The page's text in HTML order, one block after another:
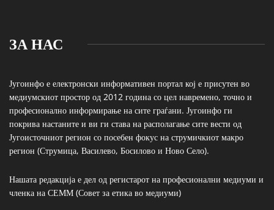
ЗА НАС
Југоинфо е електронски информативен портал кој е присутен во
медиумскиот простор од 2012 година со цел навремено, точно и
професионално информирање на сите граѓани. Југоинфо ги
покрива настаните и ви ги става на располагање сите вести од
Југоисточниот регион со посебен фокус на струмичкиот макро
регион (Струмица, Василево, Босилово и Ново Село).
Нашата редакција е дел од регистарот на професионални медиуми и
членка на СЕММ (Совет за етика во медиуми)